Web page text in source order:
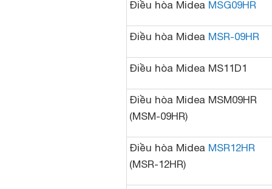
Điều hòa Midea MSG09HR
Điều hòa Midea MSR-09HR
Điều hòa Midea MS11D1
Điều hòa Midea MSM09HR
(MSM-09HR)
Điều hòa Midea MSR12HR
(MSR-12HR)